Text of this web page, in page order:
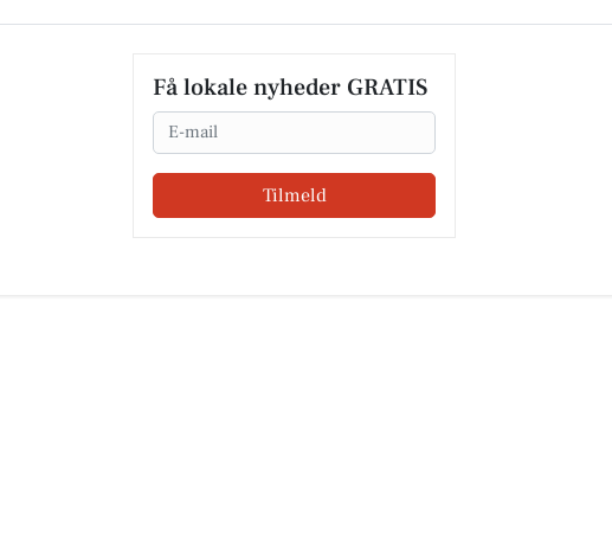
Få lokale nyheder GRATIS
Email
Tilmeld